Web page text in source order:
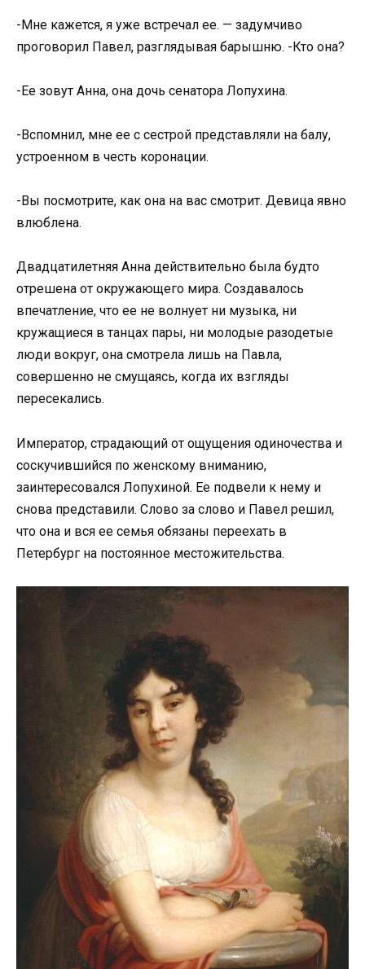
-Мне кажется, я уже встречал ее. — задумчиво
проговорил Павел, разглядывая барышню. -Кто она?
-Ее зовут Анна, она дочь сенатора Лопухина.
-Вспомнил, мне ее с сестрой представляли на балу,
устроенном в честь коронации.
-Вы посмотрите, как она на вас смотрит. Девица явно
влюблена.
Двадцатилетняя Анна действительно была будто
отрешена от окружающего мира. Создавалось
впечатление, что ее не волнует ни музыка, ни
кружащиеся в танцах пары, ни молодые разодетые
люди вокруг, она смотрела лишь на Павла,
совершенно не смущаясь, когда их взгляды
пересекались.
Император, страдающий от ощущения одиночества и
соскучившийся по женскому вниманию,
заинтересовался Лопухиной. Ее подвели к нему и
снова представили. Слово за слово и Павел решил,
что она и вся ее семья обязаны переехать в
Петербург на постоянное местожительства.